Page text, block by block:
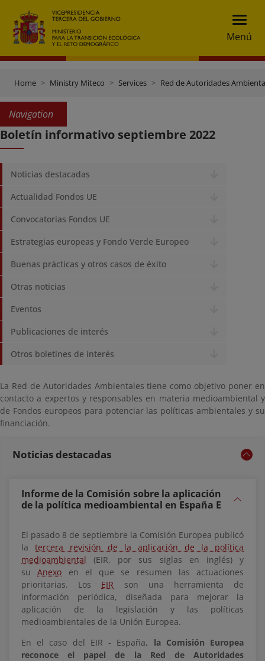
Menú
Home Ministry Miteco Services Red de Autoridades
Navigation
Boletín informativo septiembre 2022
Noticias destacadas
Actualidad Fondos UE
Convocatorias Fondos UE
Estrategias europeas y Fondo Verde Europeo
Buenas prácticas y otros casos de éxito
Otras noticias
Eventos
Publicaciones de interés
Otros boletines de interés
La Red de Autoridades Ambientales tiene como objetivo poner en
contacto a expertos y responsables en materia medioambiental y
de Fondos europeos para potenciar las políticas ambientales y su
financiación.
Noticias destacadas
Informe de la Comisión sobre la aplicación
de la política medioambiental en España E
El pasado 8 de septiembre la Comisión Europea publicó
la tercera revisión de la aplicación de la política
medioambiental (EIR, por sus siglas en inglés) y
suAnexo en el que se resumen las actuaciones
prioritarias. Los EIR son una herramienta de
información periódica, diseñada para mejorar la
aplicación de la legislación y las políticas
medioambientales de la Unión Europea.
En el caso del EIR - España, la Comisión Europea
reconoce el papel de la Red de Autoridades